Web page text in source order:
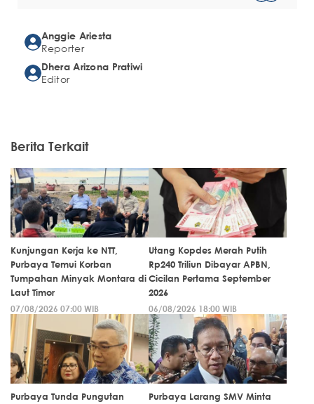
Anggie Ariesta
Reporter
Dhera Arizona Pratiwi
Editor
Berita Terkait
Kunjungan Kerja ke NTT,
Purbaya Temui Korban
Tumpahan Minyak Montara di
Laut Timor
07/08/2026 07:00 WIB
Utang Kopdes Merah Putih
Rp240 Triliun Dibayar APBN,
Cicilan Pertama September
2026
06/08/2026 18:00 WIB
Purbaya Tunda Pungutan
Purbaya Larang SMV Minta